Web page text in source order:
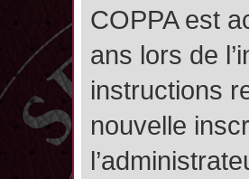
COPPA est
ans lors de
instructions
nouvelle